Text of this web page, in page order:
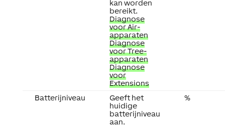
kan worden
bereikt.
Diagnose
voor Air-
apparaten
Diagnose
voor Tree-
apparaten
Diagnose
voor
Extensions
Batterijniveau
Geeft het
huidige
batterijniveau
aan.
%